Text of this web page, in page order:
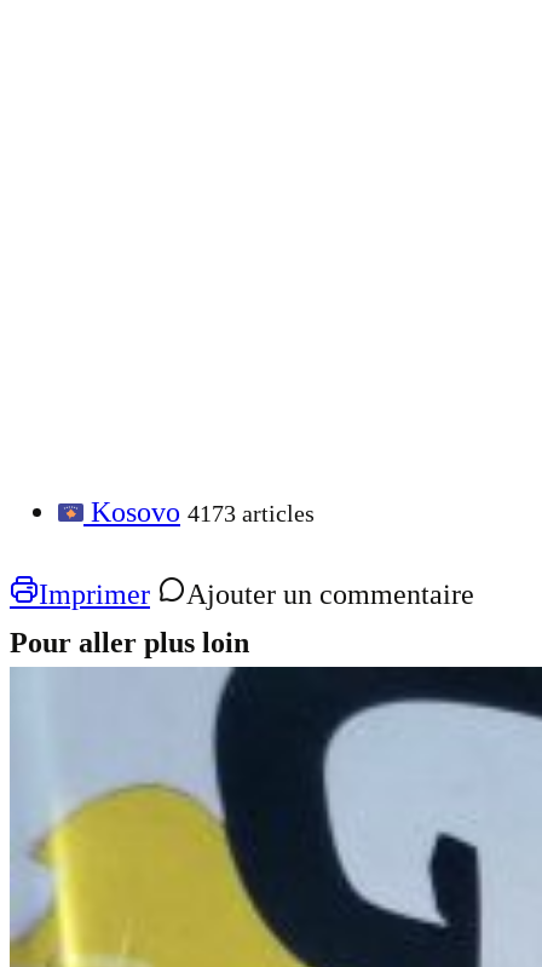
Kosovo 4173 articles
Imprimer
Ajouter un commentaire
Pour aller plus loin